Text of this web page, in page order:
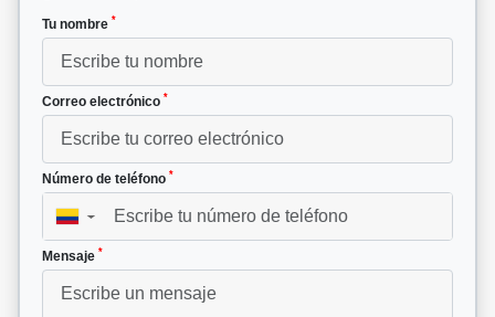
Tu nombre *
Correo electrónico *
Número de teléfono *
▼
Mensaje *